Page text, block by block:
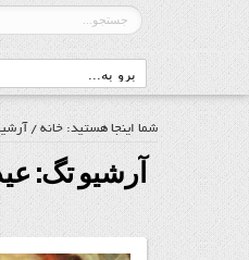
شما اینجا هستید:خانه/
آرشیو تگ: